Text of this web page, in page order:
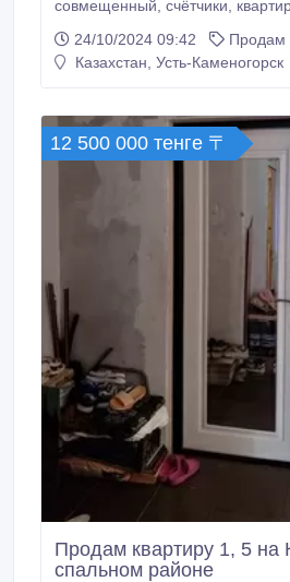
совмещенный, счётчики, квартира не угловая,
пластиковое, большие подоконники, вид из окон во
двор, балкон застеклён. Очень тёплая и светлая
24/10/2024 09:42
Продам
Казахстан, Усть-Каменогорск
12 500 000 тенге 〒
Продам квартиру 1, 5 на
спальном районе